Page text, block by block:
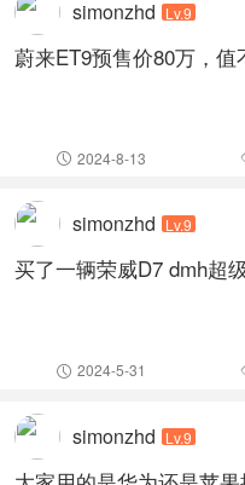
simonzhd Lv.9
蔚来ET9预售价80万，值
 2024-8-13
simonzhd Lv.9
买了一辆荣威D7 dmh超
 2024-5-31
simonzhd Lv.9